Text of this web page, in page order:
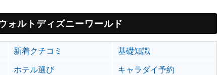
ォルトディズニーワールド
新着クチコミ
基礎知識
ホテル選び
キャラダイ予約